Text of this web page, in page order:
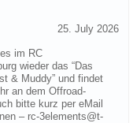
25. July 2026
im RC
wieder das “Das
& Muddy” und findet
an dem Offroad-
bitte kurz per eMail
– rc-3elements@t-